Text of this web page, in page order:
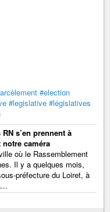
#election
#legislative #législatives
s’en prennent à
caméra
où le Rassemblement
Il y a quelques mois,
préfecture du Loiret, à